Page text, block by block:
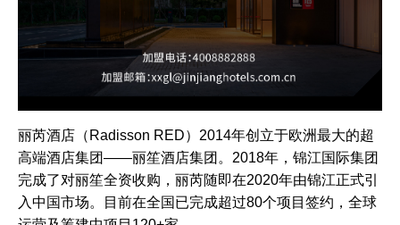
丽芮酒店（Radisson RED）2014年创立于欧洲最大的超
高端酒店集团——丽笙酒店集团。2018年，锦江国际集团
完成了对丽笙全资收购，丽芮随即在2020年由锦江正式引
入中国市场。目前在全国已完成超过80个项目签约，全球